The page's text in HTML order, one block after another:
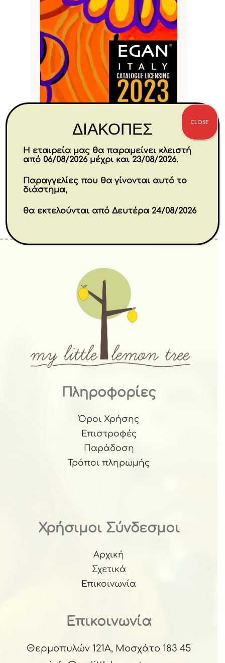
EGAN LICENSING 2023
Πληροφορίες
Όροι Χρήσης
Επιστροφές
Παράδοση
Τρόποι πληρωμής
Χρήσιμοι Σύνδεσμοι
Αρχική
Σχετικά
Επικοινωνία
Επικοινωνία
Θερμοπυλών 121Α, Μοσχάτο 183 45
ΔΙΑΚΟΠΕΣ
Η εταιρεία μας θα παραμείνει κλειστή
από 06/08/2026 μέχρι και 23/08/2026.
Παραγγελίες που θα γίνονται αυτό το
διάστημα,
θα εκτελούνται από Δευτέρα 24/08/2026
CLOSE